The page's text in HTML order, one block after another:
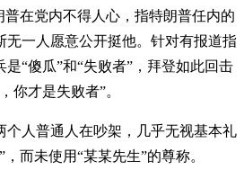
普在党内不得人心，指特朗普任内的
无一人愿意公开挺他。针对有报道指
“傻瓜”和“失败者”，拜登如此回击
你才是失败者”。
个人普通人在吵架，几乎无视基本礼
而未使用“某某先生”的尊称。